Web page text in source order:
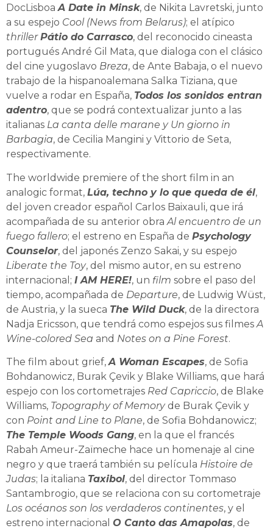
DocLisboaA Date in Minsk, de Nikita Lavretski, junto
a su espejo Cool (News from Belarus); el atípico
thriller Pátio do Carrasco, del reconocido cineasta
portugués André Gil Mata, que dialoga con el clásico
del cine yugoslavo Breza, de Ante Babaja, o el nuevo
trabajo de la hispanoalemana Salka Tiziana, que
vuelve a rodar en España, Todos los sonidos entran
adentro, que se podrá contextualizar junto a las
italianas La canta delle marane y Un giorno in
Barbagia, de Cecilia Mangini y Vittorio de Seta,
respectivamente.
The worldwide premiere of the short film in an
analogic format, Lúa, techno y lo que queda de él,
del joven creador español Carlos Baixauli, que irá
acompañada de su anterior obraAl encuentro de un
fuego fallero; el estreno en España de Psychology
Counselor, del japonés Zenzo Sakai, y su espejo
Liberate the Toy, del mismo autor, en su estreno
internacional; I AM HERE!, un film sobre el paso del
tiempo, acompañada de Departure, de Ludwig Wüst,
de Austria, y la sueca The Wild Duck, de la directora
Nadja Ericsson, que tendrá como espejos sus filmesA
Wine-colored Sea and Notes on a Pine Forest.
The film about grief,A Woman Escapes, de Sofia
Bohdanowicz, Burak Çevik y Blake Williams, que hará
espejo con los cortometrajes Red Capriccio, de Blake
Williams, Topography of Memoryde Burak Çevik y
con Point and Line to Plane, de Sofia Bohdanowicz;
The Temple Woods Gang, en la que el francés
Rabah Ameur-Zaïmeche hace un homenaje al cine
negro y que traerá también su película Histoire de
Judas; a italiana Taxibol, del director Tommaso
Santambrogio, que se relaciona con su cortometraje
Los océanos son los verdaderos continentes, y el
estreno internacional O Canto das Amapolas, de